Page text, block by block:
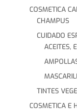
COSMETICA
CHAMPUS
CUIDADO
ACEITES,
TINTES
COSMETICA E